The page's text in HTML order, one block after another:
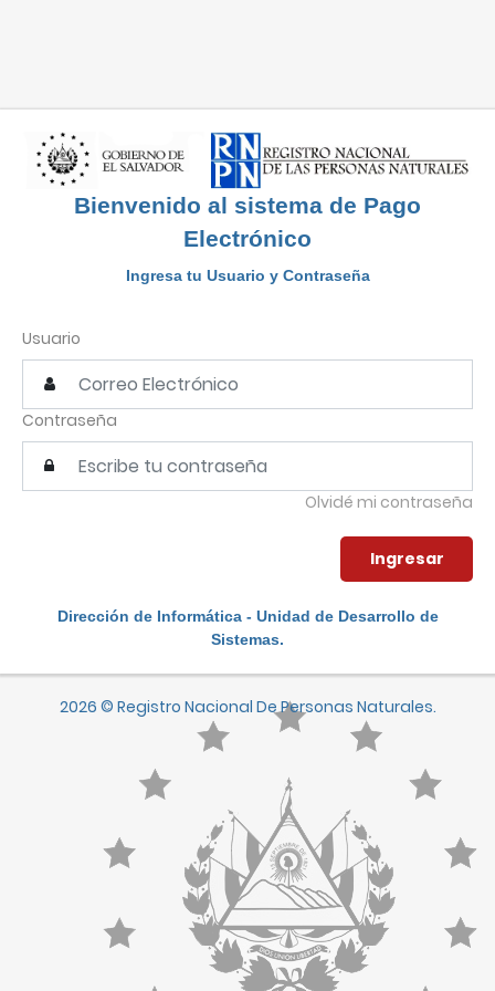
Bienvenido al sistema de Pago
Electrónico
Ingresa tu Usuario y Contraseña
Usuario
Contraseña
Olvidé mi contraseña
Dirección de Informática - Unidad de Desarrollo de
Sistemas.
2026 © Registro Nacional De Personas Naturales.